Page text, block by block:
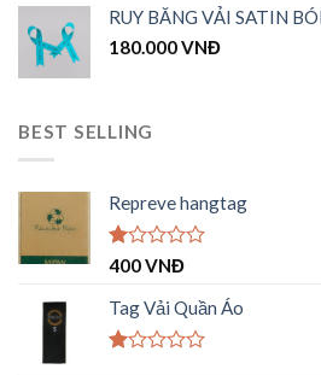
hạng
1.00
5
RUY BĂNG VẢI SATIN
180.000VNĐ
BEST SELLING
Repreve hangtag
Được
hạng
1.00
5
400VNĐ
Tag Vải Quần Áo